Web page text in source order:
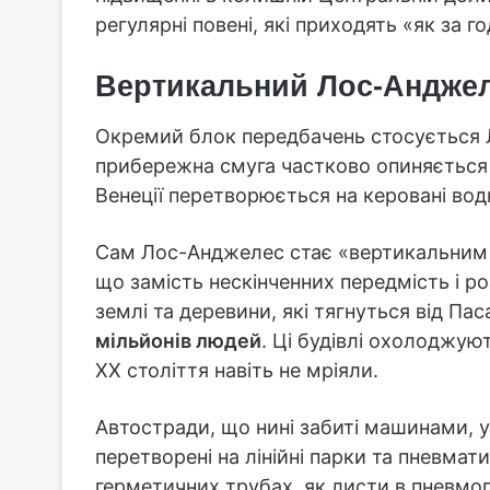
регулярні повені, які приходять «як за
Вертикальний Лос-
Окремий блок передбачень
прибережна смуга частково
Венеції перетворюється на керовані
Сам Лос-Анджелес стає «вертикальним
що замість нескінченних передмість і
землі та деревини, які тягнуться від
мільйонів людей. Ці будівлі
XX століття навіть не мріяли.
Автостради, що нині забиті машинами,
перетворені на лінійні парки та